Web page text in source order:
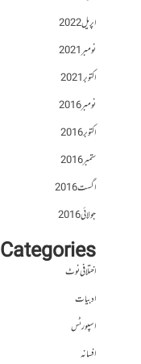
اپریل 2022
نومبر 2021
اکتوبر 2021
نومبر 2016
اکتوبر 2016
ستمبر 2016
اگست 2016
جولائی 2016
Categories
اختلافی نوٹ
ادبیات
اسپورٹس
افسانہ